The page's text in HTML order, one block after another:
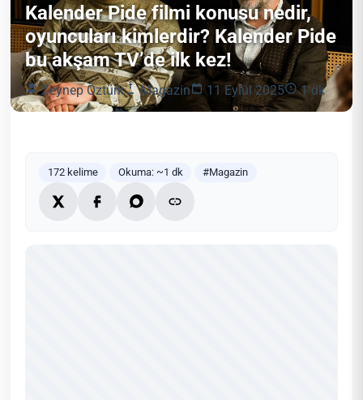
Kalender Pide filmi konusu nedir,
oyuncuları kimlerdir? Kalender Pide
bu akşam TV’de ilk kez!
Zeynep Öztürk Magazin 11 Eylül 2025 1 dk
172 kelime Okuma: ~1 dk #Magazin